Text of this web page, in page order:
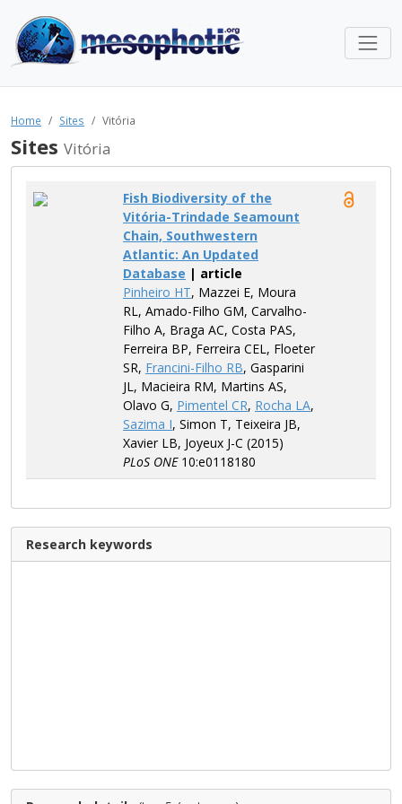
Home Sites Vitória
Sites Vitória
Fish Biodiversity of the
Vitória-Trindade Seamount
Chain, Southwestern
Atlantic: An Updated
Database | article
Pinheiro HT, Mazzei E, Moura
RL, Amado-Filho GM, Carvalho-
Filho A, Braga AC, Costa PAS,
Ferreira BP, Ferreira CEL, Floeter
SR, Francini-Filho RB, Gasparini
JL, Macieira RM, Martins AS,
Olavo G, Pimentel CR, Rocha LA,
Sazima I, Simon T, Teixeira JB,
Xavier LB, Joyeux J-C (2015)
PLoS ONE10:e0118180
Research keywords